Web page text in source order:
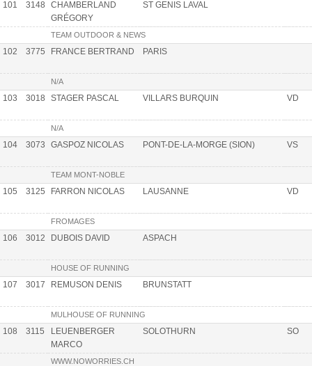
101 3148
CHAMBERLAND
GRÉGORY
ST GENIS LAVAL
TEAM OUTDOOR & NEWS
102 3775 FRANCE BERTRAND PARIS
N/A
103 3018 STAGER PASCAL VILLARS BURQUIN VD
N/A
104 3073 GASPOZ NICOLAS PONT-DE-LA-MORGE (SION) VS
TEAM MONT-NOBLE
105 3125 FARRON NICOLAS LAUSANNE VD
FROMAGES
106 3012 DUBOIS DAVID ASPACH
HOUSE OF RUNNING
107 3017 REMUSON DENIS BRUNSTATT
MULHOUSE OF RUNNING
108 3115
LEUENBERGER
MARCO
SOLOTHURN SO
WWW.NOWORRIES.CH